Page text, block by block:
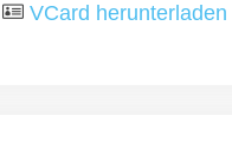
VCard herunterladen